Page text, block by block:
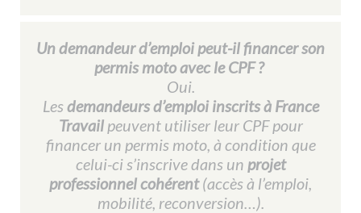
Un demandeur d’emploi peut-il financer son
permis moto avec le CPF ?
Oui.
Lesdemandeurs d’emploi inscrits à France
Travailpeuvent utiliser leur CPF pour
financer un permis moto, à condition que
celui-ci s’inscrive dans un projet
professionnel cohérent(accès à l’emploi,
mobilité, reconversion…).